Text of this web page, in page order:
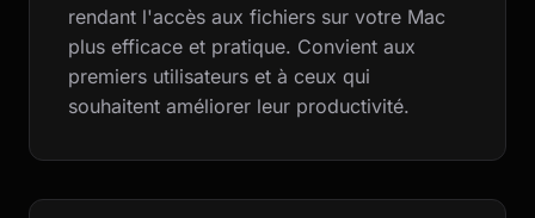
rendant l'accès aux fichiers sur votre Mac
plus efficace et pratique. Convient aux
premiers utilisateurs et à ceux qui
souhaitent améliorer leur productivité.